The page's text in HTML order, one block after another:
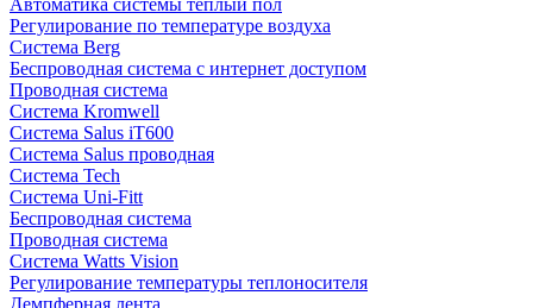
Регулирование по температуре воздуха
Система Berg
Беспроводная система с интернет доступом
Проводная система
Система Kromwell
Система Salus iT600
Система Salus проводная
Система Tech
Система Uni-Fitt
Беспроводная система
Проводная система
Система Watts Vision
Регулирование температуры теплоносителя
Демпферная лента